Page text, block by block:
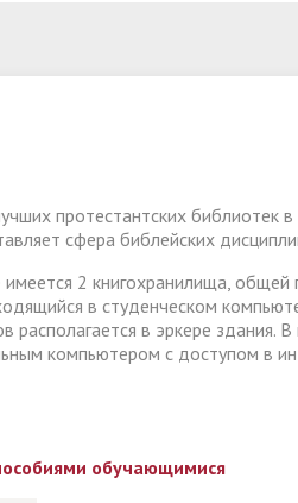
протестантских библиотек
сфера библейских
2 книгохранилища,
в студенческом
в эркере здания.
компьютером с доступом в
обучающимися